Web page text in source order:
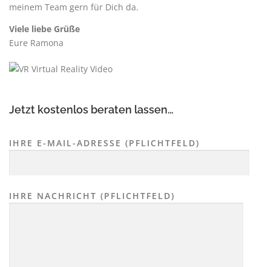
meinem Team gern für Dich da.
Viele liebe Grüße
Eure Ramona
Jetzt kostenlos beraten lassen…
IHRE E-MAIL-ADRESSE (PFLICHTFELD)
IHRE NACHRICHT (PFLICHTFELD)